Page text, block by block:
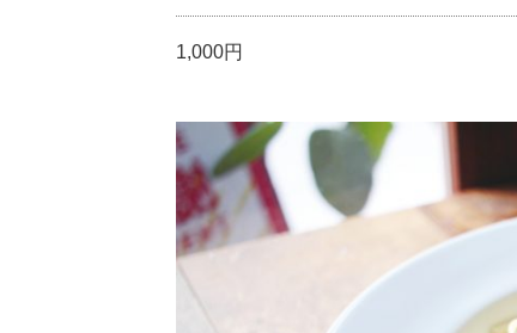
1,000円